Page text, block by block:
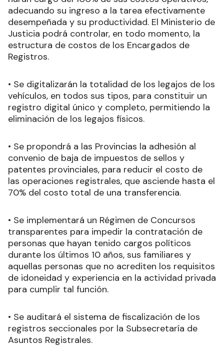
adecuando su ingreso a la tarea efectivamente
desempeñada y su productividad. El Ministerio de
Justicia podrá controlar, en todo momento, la
estructura de costos de los Encargados de
Registros.
• Se digitalizarán la totalidad de los legajos de los
vehículos, en todos sus tipos, para constituir un
registro digital único y completo, permitiendo la
eliminación de los legajos físicos.
• Se propondrá a las Provincias la adhesión al
convenio de baja de impuestos de sellos y
patentes provinciales, para reducir el costo de
las operaciones registrales, que asciende hasta el
70% del costo total de una transferencia.
• Se implementará un Régimen de Concursos
transparentes para impedir la contratación de
personas que hayan tenido cargos políticos
durante los últimos 10 años, sus familiares y
aquellas personas que no acrediten los requisitos
de idoneidad y experiencia en la actividad privada
para cumplir tal función.
• Se auditará el sistema de fiscalización de los
registros seccionales por la Subsecretaría de
Asuntos Registrales.